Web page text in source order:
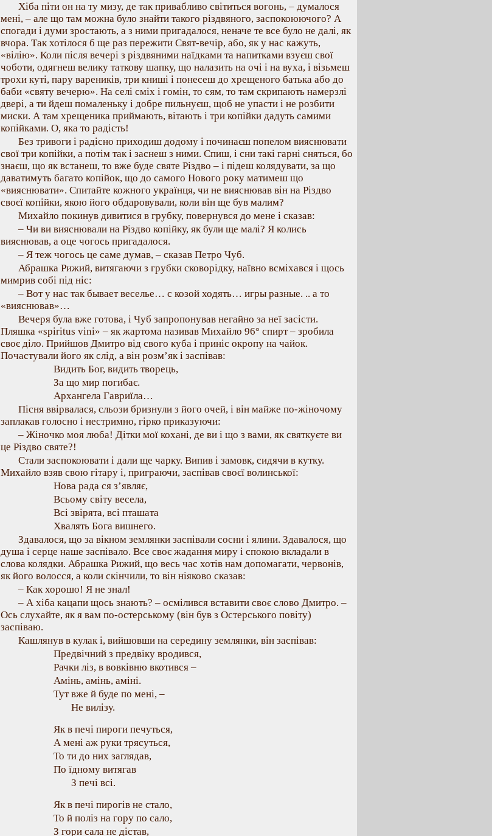
Хіба піти он на ту мизу, де так привабливо світиться вогонь, – думалося
мені, – але що там можна було знайти такого різдвяного, заспокоюючого? А
спогади і думи зростають, а з ними пригадалося, неначе те все було не далі, як
вчора. Так хотілося б ще раз пережити Свят-вечір, або, як у нас кажуть,
«вілію». Коли після вечері з різдвяними наїдками та напитками взуєш свої
чоботи, одягнеш велику таткову шапку, що налазить на очі і на вуха, і візьмеш
трохи куті, пару вареників, три книші і понесеш до хрещеного батька або до
баби «святу вечерю». На селі сміх і гомін, то сям, то там скрипають намерзлі
двері, а ти йдеш помаленьку і добре пильнуєш, щоб не упасти і не розбити
миски. А там хрещеника приймають, вітають і три копійки дадуть самими
копійками. О, яка то радість!
Без тривоги і радісно приходиш додому і починаєш попелом вияснювати
свої три копійки, а потім так і заснеш з ними. Спиш, і сни такі гарні сняться, бо
знаєш, що як встанеш, то вже буде святе Різдво – і підеш колядувати, за що
даватимуть багато копійок, що до самого Нового року матимеш що
«вияснювати». Спитайте кожного українця, чи не вияснював він на Різдво
своєї копійки, якою його обдаровували, коли він ще був малим?
Михайло покинув дивитися в грубку, повернувся до мене і сказав:
– Чи ви вияснювали на Різдво копійку, як були ще малі? Я колись
вияснював, а оце чогось пригадалося.
– Я теж чогось це саме думав, – сказав Петро Чуб.
Абрашка Рижий, витягаючи з грубки сковорідку, наївно всміхався і щось
мимрив собі під ніс:
– Вот у нас так бывает веселье… с козой ходять… игры разные. .. а то
«вияснював»…
Вечеря була вже готова, і Чуб запропонував негайно за неї засісти.
Пляшка «spiritus vini» – як жартома називав Михайло 96° спирт – зробила
своє діло. Прийшов Дмитро від свого куба і приніс окропу на чайок.
Почастували його як слід, а він розм’як і заспівав:
Видить Бог, видить творець,
За що мир погибає.
Архангела Гавриїла…
Пісня ввірвалася, сльози бризнули з його очей, і він майже по-жіночому
заплакав голосно і нестримно, гірко приказуючи:
– Жіночко моя люба! Дітки мої кохані, де ви і що з вами, як святкуєте ви
це Різдво святе?!
Стали заспокоювати і дали ще чарку. Випив і замовк, сидячи в кутку.
Михайло взяв свою гітару і, приграючи, заспівав своєї волинської:
Нова рада ся з’являє,
Всьому світу весела,
Всі звірята, всі пташата
Хвалять Бога вишнего.
Здавалося, що за вікном землянки заспівали сосни і ялини. Здавалося, що
душа і серце наше заспівало. Все своє жадання миру і спокою вкладали в
слова колядки. Абрашка Рижий, що весь час хотів нам допомагати, червонів,
як його волосся, а коли скінчили, то він ніяково сказав:
– Как хорошо! Я не знал!
– А хіба кацапи щось знають? – осмілився вставити своє слово Дмитро. –
Ось слухайте, як я вам по-остерському (він був з Остерського повіту)
заспіваю.
Кашлянув в кулак і, вийшовши на середину землянки, він заспівав:
Предвічний з предвіку вродився,
Рачки ліз, в вовківню вкотився –
Амінь, амінь, аміні.
Тут вже й буде по мені, –
Не вилізу.
Як в печі пироги печуться,
А мені аж руки трясуться,
То ти до них заглядав,
По їдному витягав
З печі всі.
Як в печі пирогів не стало,
То й поліз на гору по сало,
З гори сала не дістав,